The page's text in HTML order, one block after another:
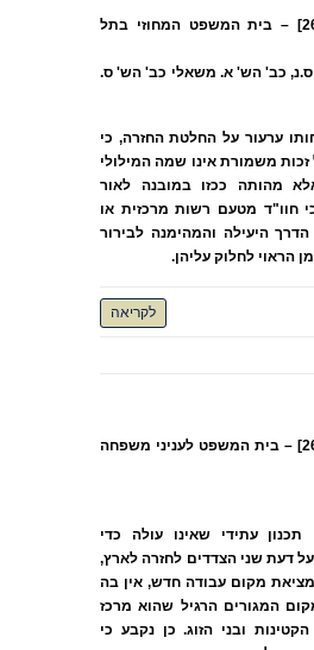
[ישראל][26/08/1999] – בית המשפט המחוזי בתל
כב' הש' א. משאלי כב' הש' ס.
ערעור על החלטת החזרה, כי
משמורת אינו שמה המילולי
מהותה ככזו במובנה לאור
חוו"ד מטעם רשות מרכזית או
היעילה והמהימנה לבירור
מן הראוי לחלוק עליהן.
לקריאה
[ישראל][26/04/1999] – בית המשפט לעניני משפחה
עתידי שאינו עולה כדי
דעת שני הצדדים לחזרה לארץ,
מציאת מקום עבודה חדש, אין בה
המגורים הרגיל שהוא מרכז
ובני הזוג. כן נקבע כי